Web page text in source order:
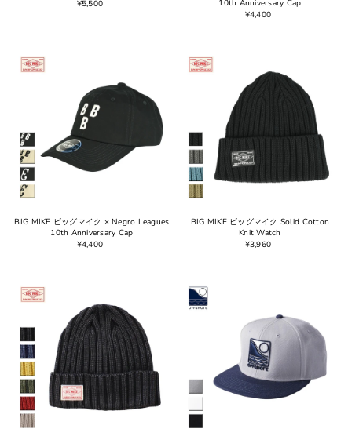
¥5,500
10th Anniversary Cap
¥4,400
BIG MIKE ビッグマイク × Negro Leagues
10th Anniversary Cap
¥4,400
BIG MIKE ビッグマイク Solid Cotton
Knit Watch
¥3,960